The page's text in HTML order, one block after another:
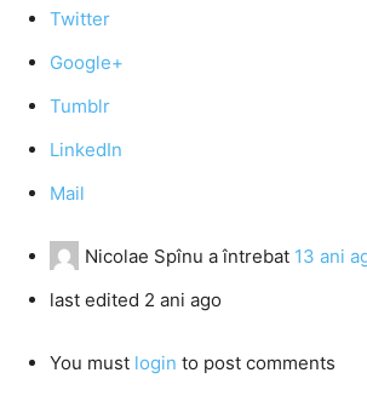
Twitter
Google+
Tumblr
LinkedIn
Mail
Nicolae Spînu a întrebat 13 ani
last edited 2 ani ago
You must login to post comments